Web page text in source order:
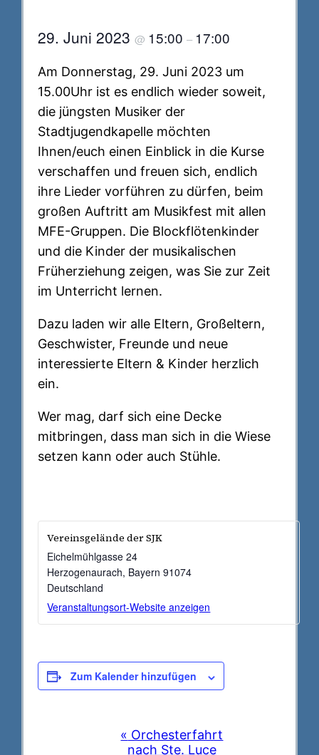
29. Juni 2023@ 15:00– 17:00
Am Donnerstag, 29. Juni 2023 um
15.00Uhr ist es endlich wieder soweit,
die jüngsten Musiker der
Stadtjugendkapelle möchten
Ihnen/euch einen Einblick in die Kurse
verschaffen und freuen sich, endlich
ihre Lieder vorführen zu dürfen, beim
großen Auftritt am Musikfest mit allen
MFE-Gruppen. Die Blockflötenkinder
und die Kinder der musikalischen
Früherziehung zeigen, was Sie zur Zeit
im Unterricht lernen.
Dazu laden wir alle Eltern, Großeltern,
Geschwister, Freunde und neue
interessierte Eltern & Kinder herzlich
ein.
Wer mag, darf sich eine Decke
mitbringen, dass man sich in die Wiese
setzen kann oder auch Stühle.
Vereinsgelände der SJK
Eichelmühlgasse 24
Herzogenaurach, Bayern 91074
Deutschland
Veranstaltungsort-Website anzeigen
Zum Kalender hinzufügen
« Orchesterfahrt
nach Ste. Luce